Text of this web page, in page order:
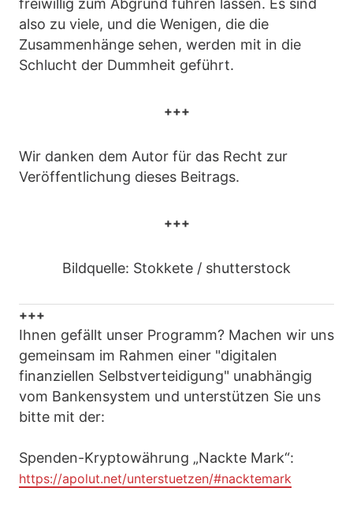
freiwillig zum Abgrund führen lassen. Es sind
also zu viele, und die Wenigen, die die
Zusammenhänge sehen, werden mit in die
Schlucht der Dummheit geführt.
+++
Wir danken dem Autor für das Recht zur
Veröffentlichung dieses Beitrags.
+++
Bildquelle: Stokkete / shutterstock
+++
Ihnen gefällt unser Programm? Machen wir uns
gemeinsam im Rahmen einer "digitalen
finanziellen Selbstverteidigung" unabhängig
vom Bankensystem und unterstützen Sie uns
bitte mit der:
Spenden-Kryptowährung „Nackte Mark“:
https://apolut.net/unterstuetzen/#nacktemark